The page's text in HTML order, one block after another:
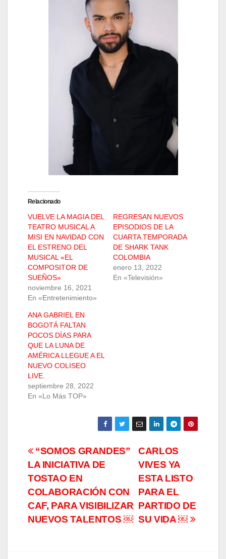
Relacionado
VUELVE LA MAGIA DEL
TEATRO MUSICAL A
MISI EN NAVIDAD CON
EL ESTRENO DEL
MUSICAL «EL
COMPOSITOR DE
SUEÑOS»
noviembre 16, 2021
En «Entretenimiento»
REGRESAN NUEVOS
EPISODIOS DE LA
CUARTA TEMPORADA
DE SHARK TANK
COLOMBIA
enero 13, 2022
En «Televisión»
ANA GABRIEL EN
BOGOTÁ FALTAN
POCOS DÍAS PARA
QUE LA LUNA DE
AMÉRICA LLEGUE A EL
NUEVO COLISEO
LIVE.
septiembre 28, 2022
En «Lo Más TOP»
Navegación
de
entradas
CARLOS
VIVES YA
ESTA LISTO
PARA EL
PARTIDO DE
SU VIDA ￼
“SOMOS GRANDES”
LA INICIATIVA DE
TOSTAO EN
COLABORACIÓN CON
CAF, PARA VISIBILIZAR
NUEVOS TALENTOS ￼